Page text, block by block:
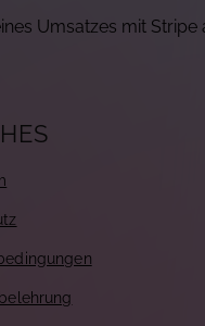
Umsatzes mit Stripe